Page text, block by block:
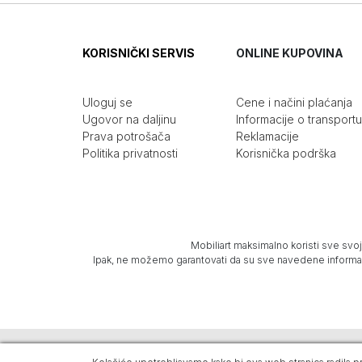
KORISNIČKI SERVIS
Uloguj se
Ugovor na daljinu
Prava potrošača
Politika privatnosti
ONLINE KUPOVINA
Cene i načini plaćanja
Informacije o transportu
Reklamacije
Korisnička podrška
Mobiliart maksimalno koristi sve
Ipak, ne možemo garantovati da su sve navedene